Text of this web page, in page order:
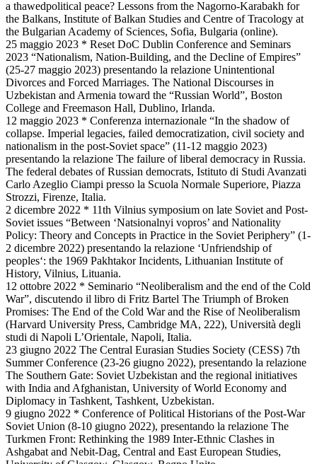
a thawedpolitical peace? Lessons from the Nagorno-Karabakh for
the Balkans, Institute of Balkan Studies and Centre of Tracology at
the Bulgarian Academy of Sciences, Sofia, Bulgaria (online).
25 maggio 2023 * Reset DoC Dublin Conference and Seminars
2023 “Nationalism, Nation-Building, and the Decline of Empires”
(25-27 maggio 2023) presentando la relazione Unintentional
Divorces and Forced Marriages. The National Discourses in
Uzbekistan and Armenia toward the “Russian World”, Boston
College and Freemason Hall, Dublino, Irlanda.
12 maggio 2023 * Conferenza internazionale “In the shadow of
collapse. Imperial legacies, failed democratization, civil society and
nationalism in the post-Soviet space” (11-12 maggio 2023)
presentando la relazione The failure of liberal democracy in Russia.
The federal debates of Russian democrats, Istituto di Studi Avanzati
Carlo Azeglio Ciampi presso la Scuola Normale Superiore, Piazza
Strozzi, Firenze, Italia.
2 dicembre 2022 * 11th Vilnius symposium on late Soviet and Post-
Soviet issues “Between ‘Natsionalnyi vopros’ and Nationality
Policy: Theory and Concepts in Practice in the Soviet Periphery” (1-
2 dicembre 2022) presentando la relazione ‘Unfriendship of
peoples‘: the 1969 Pakhtakor Incidents, Lithuanian Institute of
History, Vilnius, Lituania.
12 ottobre 2022 * Seminario “Neoliberalism and the end of the Cold
War”, discutendo il libro di Fritz Bartel The Triumph of Broken
Promises: The End of the Cold War and the Rise of Neoliberalism
(Harvard University Press, Cambridge MA, 222), Università degli
studi di Napoli L’Orientale, Napoli, Italia.
23 giugno 2022 The Central Eurasian Studies Society (CESS) 7th
Summer Conference (23-26 giugno 2022), presentando la relazione
The Southern Gate: Soviet Uzbekistan and the regional initiatives
with India and Afghanistan, University of World Economy and
Diplomacy in Tashkent, Tashkent, Uzbekistan.
9 giugno 2022 * Conference of Political Historians of the Post-War
Soviet Union (8-10 giugno 2022), presentando la relazione The
Turkmen Front: Rethinking the 1989 Inter-Ethnic Clashes in
Ashgabat and Nebit-Dag, Central and East European Studies,